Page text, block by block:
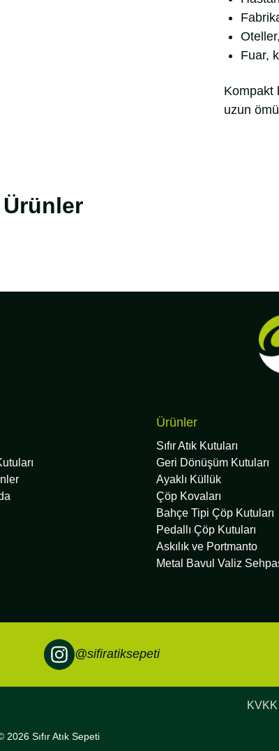
Fuar,
Kompakt
uzun
Ürünler
Sıfır Atık Kutuları
Geri Dönüşüm Kutuları
Ayaklı Küllük
Çöp Kovaları
Bahçe Tipi Çöp Kutuları
Pedallı Çöp Kutuları
Askılık ve Portmanto
Metal Bavul Valiz
@sifiratiksepeti
Sıfır Atık Sepeti